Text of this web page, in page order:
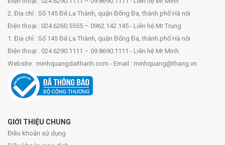
2. Địa chỉ : Số 145 Đê La Thành, quận Đống Đa, thành phố Hà nội
Điện thoại : 024.6260.5555 – 0962.142.145 - Liên hệ Mr Trung
1. Địa chỉ : Số 145 Đê La Thành, quận Đống Đa, thành phố Hà nội
Điện thoại : 024.6290.1111 – 09.8690.1111 - Liên hệ Mr Minh
Website : minhquangdaithanh.com - Email : minhquang@thang.vn
GIỚI THIỆU CHUNG
Điều khoản sử dụng